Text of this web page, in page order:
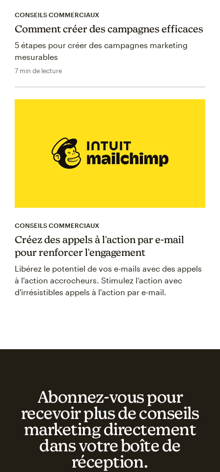
CONSEILS COMMERCIAUX
Comment créer des campagnes efficaces
5 étapes pour créer des campagnes marketing
mesurables
7 min de lecture
CONSEILS COMMERCIAUX
Créez des appels à l'action par e-mail
pour renforcer l'engagement
Libérez le potentiel de vos e-mails avec des appels
à l'action accrocheurs. Stimulez l’action avec
d'irrésistibles appels à l'action par e-mail.
Abonnez‑vous pour
recevoir plus de conseils
marketing directement
dans votre boîte de
réception.